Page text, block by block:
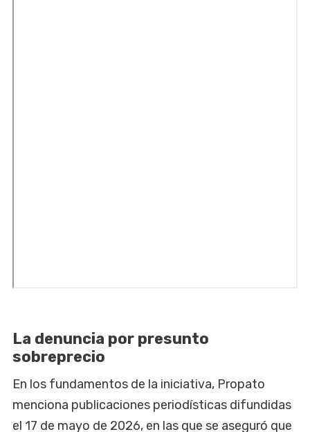
La denuncia por presunto
sobreprecio
En los fundamentos de la iniciativa, Propato
menciona publicaciones periodísticas difundidas
el 17 de mayo de 2026, en las que se aseguró que